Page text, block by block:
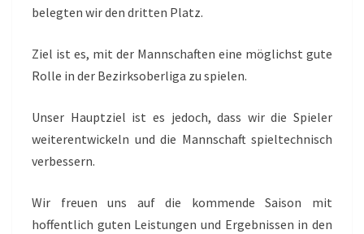
belegten wir den dritten Platz.
Ziel ist es, mit der Mannschaften eine möglichst gute
Rolle in der Bezirksoberliga zu spielen.
Unser Hauptziel ist es jedoch, dass wir die Spieler
weiterentwickeln und die Mannschaft spieltechnisch
verbessern.
Wir freuen uns auf die kommende Saison mit
hoffentlich guten Leistungen und Ergebnissen in den